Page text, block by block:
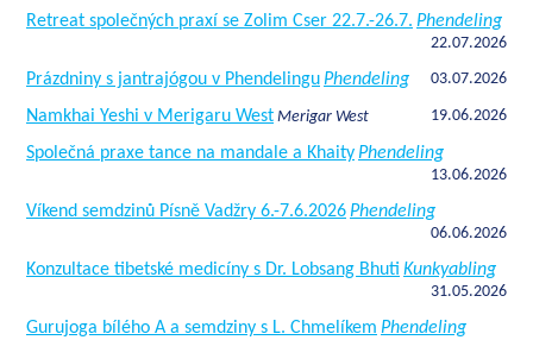
Retreat společných praxí se Zolim Cser 22.7.-26.7. Phendeling
22.07.2026
Prázdniny s jantrajógou v PhendelinguPhendeling 03.07.2026
Namkhai Yeshi v Merigaru West Merigar West 19.06.2026
Společná praxe tance na mandale a KhaityPhendeling
13.06.2026
Víkend semdzinů Písně Vadžry 6.-7.6.2026Phendeling
06.06.2026
Konzultace tibetské medicíny s Dr. Lobsang Bhuti Kunkyabling
31.05.2026
Gurujoga bílého A a semdziny s L. Chmelíkem Phendeling